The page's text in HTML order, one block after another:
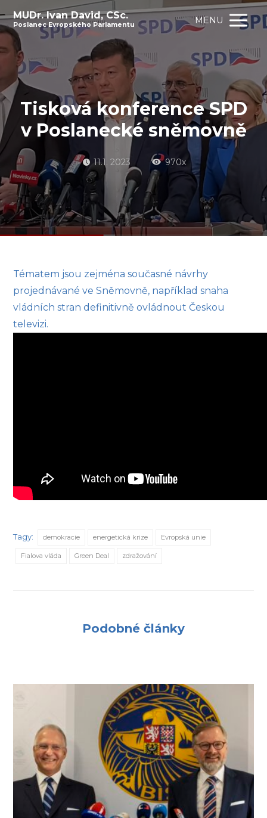
MUDr. Ivan David, CSc.
Poslanec Evropského Parlamentu MENU
Tisková konference SPD
v Poslanecké sněmovně
11.1. 2023 970x
Tématem jsou zejména současné návrhy
projednávané ve Sněmovně, například snaha
vládních stran definitivně ovládnout Českou
televizi.
Tagy: demokracie energetická krize Evropská unie
Fialova vláda Green Deal zdražování
Podobné články